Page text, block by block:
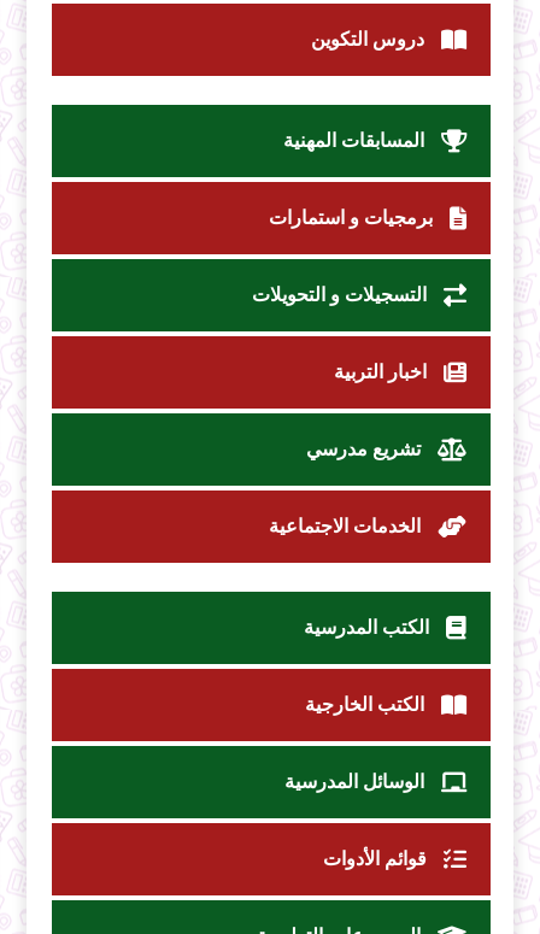
دروس التكوين
المسابقات المهنية
برمجيات و استمارات
التسجيلات و التحويلات
اخبار التربية
تشريع مدرسي
الخدمات الاجتماعية
الكتب المدرسية
الكتب الخارجية
الوسائل المدرسية
قوائم الأدوات